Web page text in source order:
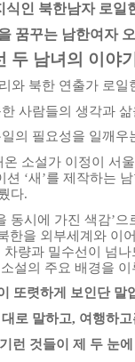
식인 북한남자 로일
꿈꾸는 남한여자
두 남녀의 이야기
와 북한 연출가 로일
사람들의 생각과
의 필요성을 일깨우
소설가 이정이 서
‘새’를 제작하는
다.
동시에 가진 색감’
한을 외부세계와 이
량과 밀수선이 넘
설의 주요 배경을 이
또렷하게 보인단 말
로 말하고, 여행하
것들이 제 두 눈에